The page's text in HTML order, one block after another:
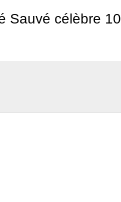
Sauvé célèbre 10